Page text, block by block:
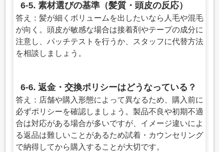
6-5. 素材選びの基準（髪質・頭皮の反応）
答え：髪が細くボリュームを出したいなら人毛や混毛
が向く。頭皮が敏感な場合は接着剤やテープの成分に
注意し、パッチテストを行うか、スタッフに代替方法
を相談しましょう。
6-6. 返金・交換ポリシーはどうなっている？
答え：店舗や購入形態によって異なるため、購入前に
必ずポリシーを確認しましょう。製品不良や初期不適
合は対応がある場合が多いですが、イメージ違いによ
る返品は難しいことがあるため試着・カウンセリング
で納得してから購入することが大切です。